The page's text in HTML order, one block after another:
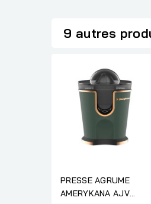
9 autres
PRESSE AGRUME
AMERYKANA AJV